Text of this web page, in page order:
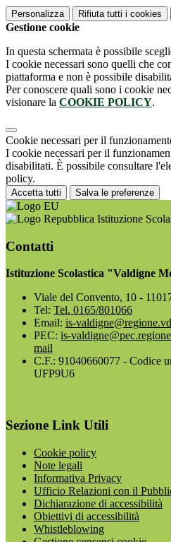
Personalizza Rifiuta tutti i cookies
Gestione cookie
In questa schermata è possibile
I cookie necessari sono quelli che
piattaforma e non è possibile
Per conoscere quali sono i cookie
visionare la COOKIE POLICY.
Cookie necessari per il
I cookie necessari per il
disabilitati. È possibile consultare
policy.
Accetta tutti Salva le preferenze
Istituzione
Contatti
Istituzione Scolastica "Valdigne
Viale del Convento, 10 -
Tel: Tel. 0165/801066
Email: is-
PEC: is-
mail
C.F.: 91040660077 - Codice
UFP9U6
Sezione Link Utili
Cookie policy
Note legali
Informativa Privacy
Ufficio Relazioni con il
Dichiarazione di accessibilità
Obiettivi di accessibilità
Whistleblowing